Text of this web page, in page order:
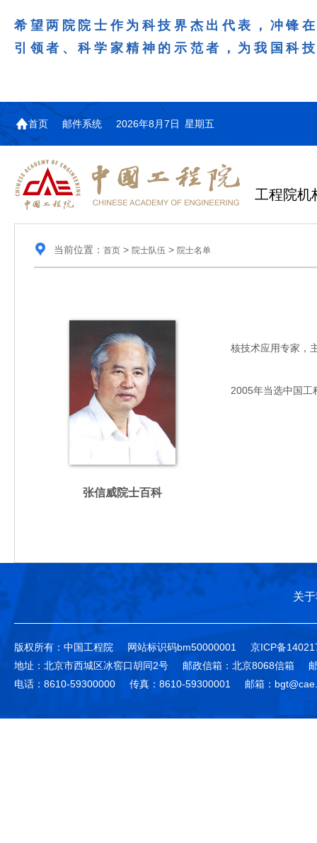
希望两院院士作为科技界杰出代表，冲锋
引领者、科学家精神的示范者，为我国科
首页 邮件系统 2026年8月7日 星期五
工程院机
当前位置： 首页> 院士队伍 > 院士名单
张信威院士百科
核技术应用专家，主
2005年当选中国工
关
版权所有：中国工程院 网站标识码bm50000001
京ICP备
地址：北京市西城区冰窖口胡同2号
邮政信箱：北京8068信箱
电话：8610-59300000
传真：8610-59300001 邮箱：